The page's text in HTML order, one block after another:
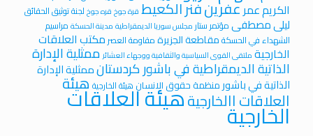
الكريم عمرعفرينفنر الكعيط قرة جوخ قره جوخ لجنة توثيق الحقائق
ليلى مصطفىمؤتمر ستار مجلس سوريا الديمقراطية مدينة الحسكة مراسيم
الشهداء في الحسكةمقاطعة الجزيرةمقاومة العصرمكتب العلاقات
الخارجية ملتقى القوى السياسية والثقافية ووجهاء العشائر ممثلية الإدارة
الذاتية الديمقراطية في باشور كردستانممثلية الإدارة
الذاتية في باشور منظمة حقوق الانسان هيئة الخارجية هيئة
العلاقات االخارجيةهيئة العلاقات الخارجية